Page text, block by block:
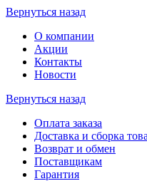
Вернуться назад
О компании
Акции
Контакты
Новости
Вернуться назад
Оплата заказа
Доставка и сборка
Возврат и обмен
Поставщикам
Гарантия